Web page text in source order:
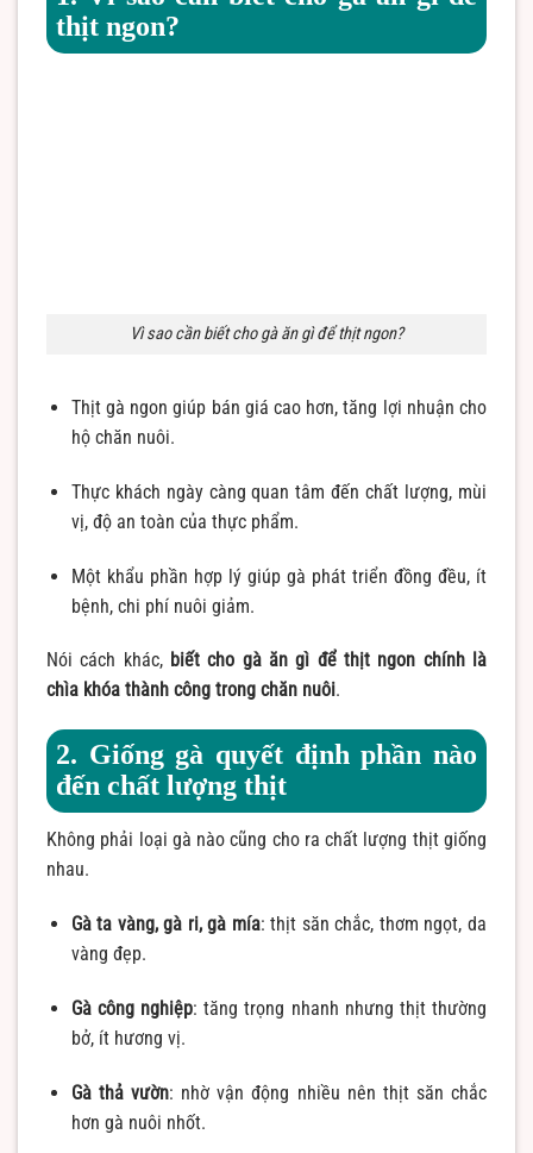
thịt ngon?
Vì sao cần biết cho gà ăn gì để thịt ngon?
Thịt gà ngon giúp bán giá cao hơn, tăng lợi nhuận cho
hộ chăn nuôi.
Thực khách ngày càng quan tâm đến chất lượng, mùi
vị, độ an toàn của thực phẩm.
Một khẩu phần hợp lý giúp gà phát triển đồng đều, ít
bệnh, chi phí nuôi giảm.
Nói cách khác, biết cho gà ăn gì để thịt ngon chính là
chìa khóa thành công trong chăn nuôi.
2. Giống gà quyết định phần nào
đến chất lượng thịt
Không phải loại gà nào cũng cho ra chất lượng thịt giống
nhau.
Gà ta vàng, gà ri, gà mía: thịt săn chắc, thơm ngọt, da
vàng đẹp.
Gà công nghiệp: tăng trọng nhanh nhưng thịt thường
bở, ít hương vị.
Gà thả vườn: nhờ vận động nhiều nên thịt săn chắc
hơn gà nuôi nhốt.